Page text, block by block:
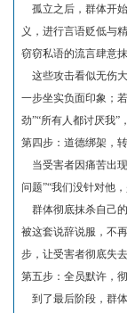
孤立之后，群体开始
义，进行言语贬低与
窃窃私语的流言肆意抹
这些攻击看似无伤大
一步坐实负面印象；
劲”“所有人都讨厌我”
第四步：道德绑架，
当受害者因痛苦出
问题”“我们没针对他
群体彻底抹杀自己
被这套说辞说服，不
步，让受害者彻底失
第五步：全员默许，
到了最后阶段，群